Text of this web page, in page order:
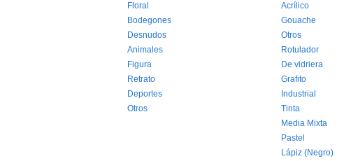
Floral
Bodegones
Desnudos
Animales
Figura
Retrato
Deportes
Otros
Acrílico
Gouache
Otros
Rotulador
De vidriera
Grafito
Industrial
Tinta
Media Mixta
Pastel
Lápiz (Negro)